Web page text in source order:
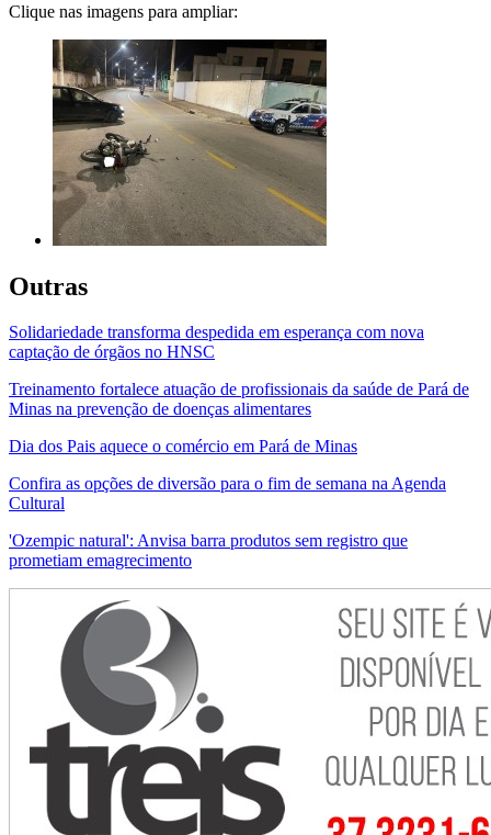
Clique nas imagens para ampliar:
Outras
Solidariedade transforma despedida em esperança com nova
captação de órgãos no HNSC
Treinamento fortalece atuação de profissionais da saúde de Pará de
Minas na prevenção de doenças alimentares
Dia dos Pais aquece o comércio em Pará de Minas
Confira as opções de diversão para o fim de semana na Agenda
Cultural
'Ozempic natural': Anvisa barra produtos sem registro que
prometiam emagrecimento